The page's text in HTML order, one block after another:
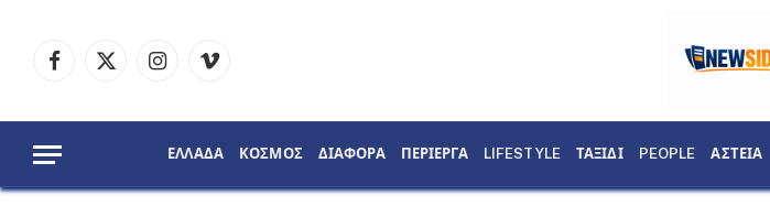
Facebook
X
InstagramVimeo
ΕΛΛΑΔΑ ΚΟΣΜΟΣ ΔΙΑΦΟΡΑ ΠΕΡΙΕΡΓΑ LIFESTYLE ΤΑΞΙΔΙ PEOPLE ΑΣΤΕΙΑ